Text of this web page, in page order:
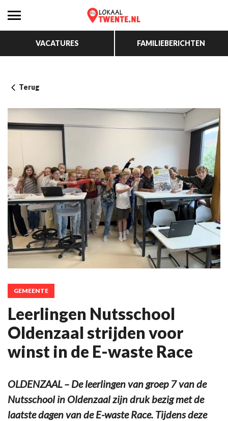
VACATURES FAMILIEBERICHTEN
Terug
GEMEENTE
Leerlingen Nutsschool
Oldenzaal strijden voor
winst in de E-waste Race
OLDENZAAL – De leerlingen van groep 7 van de
Nutsschool in Oldenzaal zijn druk bezig met de
laatste dagen van de E-waste Race. Tijdens deze